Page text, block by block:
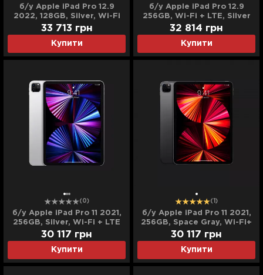
б/у Apple iPad Pro 12.9
2022, 128GB, Silver, Wi-Fi
(M2) (MNXQ3)
Купити
33 713 грн
б/у Apple iPad Pro 12.9
256GB, Wi-Fi + LTE, Silver
(2021)
Купити
32 814 грн
(0)
б/у Apple iPad Pro 11 2021,
256GB, Silver, Wi-Fi + LTE
(M1) (MHW83/MHW3)
Купити
30 117 грн
(1)
б/у Apple iPad Pro 11 2021,
256GB, Space Gray, Wi-Fi+
LTE (M1) (MHW73)
Купити
30 117 грн